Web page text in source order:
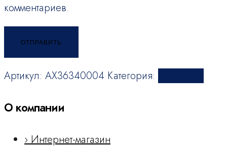
комментариев.
Артикул: AX36340004 Категория:
О компании
› Интернет-магазин